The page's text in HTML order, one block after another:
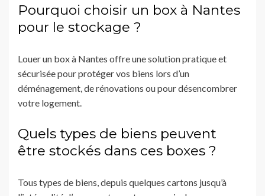
Pourquoi choisir un box à Nantes
pour le stockage ?
Louer un box à Nantes offre une solution pratique et
sécurisée pour protéger vos biens lors d’un
déménagement, de rénovations ou pour désencombrer
votre logement.
Quels types de biens peuvent
être stockés dans ces boxes ?
Tous types de biens, depuis quelques cartons jusqu’à